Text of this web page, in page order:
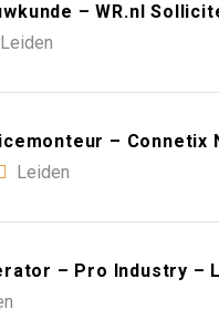
– WR.nl
Leiden
– Connetix
Leiden
– Pro Industry –